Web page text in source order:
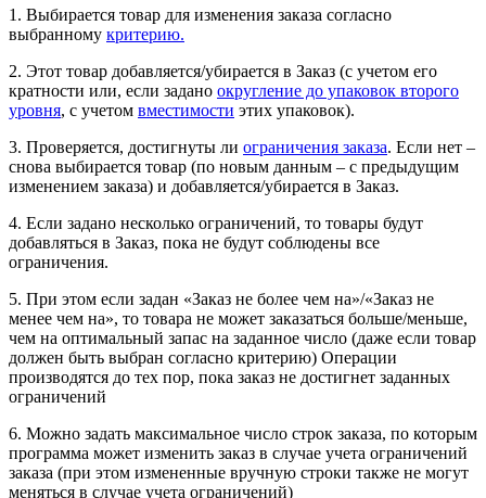
1. Выбирается товар для изменения заказа согласно
выбранному критерию.
2. Этот товар добавляется/убирается в Заказ (с учетом его
кратности или, если задано округление до упаковок второго
уровня, с учетом вместимости этих упаковок).
3. Проверяется, достигнуты ли ограничения заказа. Если нет –
снова выбирается товар (по новым данным – с предыдущим
изменением заказа) и добавляется/убирается в Заказ.
4. Если задано несколько ограничений, то товары будут
добавляться в Заказ, пока не будут соблюдены все
ограничения.
5. При этом если задан «Заказ не более чем на»/«Заказ не
менее чем на», то товара не может заказаться больше/меньше,
чем на оптимальный запас на заданное число (даже если товар
должен быть выбран согласно критерию) Операции
производятся до тех пор, пока заказ не достигнет заданных
ограничений
6. Можно задать максимальное число строк заказа, по которым
программа может изменить заказ в случае учета ограничений
заказа (при этом измененные вручную строки также не могут
меняться в случае учета ограничений)